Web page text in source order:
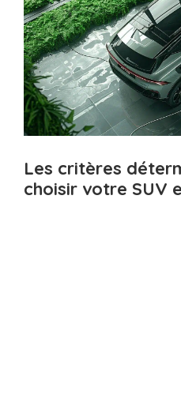
Les critères
choisir votre SUV